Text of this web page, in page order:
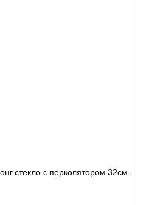
стекло с перколятором 32см.